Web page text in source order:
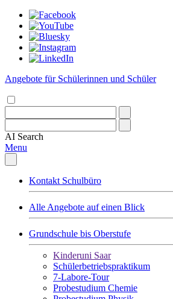
Angebote für Schülerinnen und Schüler
AI Search
Menu
Kontakt Schulbüro
Alle Angebote auf einen Blick
Grundschule bis Oberstufe
Kinderuni Saar
Schülerbetriebspraktikum
7-Labore-Tour
Probestudium Chemie